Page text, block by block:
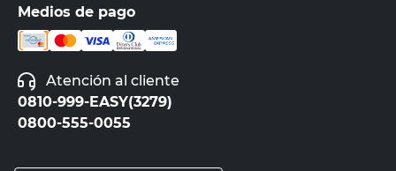
Medios de pago
Atención al cliente
0810-999-EASY(3279)
0800-555-0055